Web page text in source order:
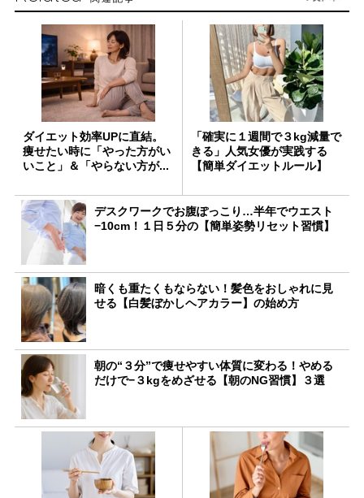
ダイエット効率UPに直結。
痩せたい時に「やった方がい
いこと」＆「やらない方が...
「確実に１週間で３kg減量で
きる」人気女優が実践する
【簡単ダイエットルール】
デスクワークでお腹ぽっこり…半年でウエスト
−10cm！１日５分の【簡単姿勢リセット習慣】
暗くも重たくもならない！髪色をおしゃれに見
せる【白髪ぼかしヘアカラー】の始め方
朝の“３分”で痩せやすい体質に変わる！やめる
だけで−３kgをめざせる【朝のNG習慣】３選